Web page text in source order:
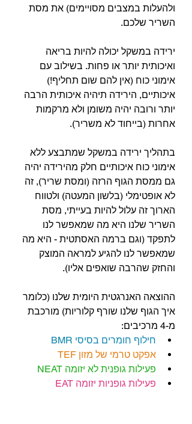
ולהעלות במצבים מסויימים) את מסת
השריר שלכם.
ירידה במשקל יכולה להיות בריאה
ואיכותית יותר או פחות. בשילוב עם
אימוני כוח (אין להם שום תחליף!)
איכותיים, הירידה תיהיה איכותית הרבה
יותר ורובה יהיה משומן ולא מרקמות
אחרות (בייחוד לא משריר).
בתהליך ירידה במשקל שמתבצע ללא
אימוני כוח איכותיים חלק מהירידה יהיה
גם ממסת הגוף הרזה (ומסת שריר), זה
לא אופטימלי (בלשון המעטה) ולטווח
הארוך זה עלול להיות בעייתי, מסת
השריר שלנו היא מה שמאפשר לנו
לתפקד (וגם ברמה האסתטית - היא מה
שמאפשר לנו להגיע למראה המוצק
והחזק שהרבה שואפים אליו).
ההוצאה האנרגטית היומית שלנו (כלומר
איך הגוף שלנו שורף קלוריות) מורכבת
מ-4 מרכיבים:
חילוף חומרים בסיסי BMR
אפקט טרמי של מזון TEF
פעילות גופנית לא יזומה NEAT
פעילות גופניות יזומה EAT